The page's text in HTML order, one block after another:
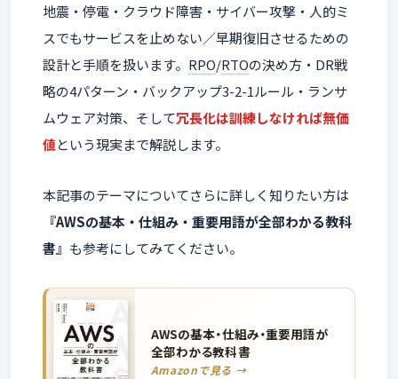
地震・停電・クラウド障害・サイバー攻撃・人的ミ
スでもサービスを止めない／早期復旧させるための
設計と手順を扱います。 RPO/RTOの決め方・DR戦
略の4パターン・バックアップ3-2-1ルール・ランサ
ムウェア対策、そして冗長化は訓練しなければ無価
値という現実まで解説します。
本記事のテーマについてさらに詳しく知りたい方は
『AWSの基本・仕組み・重要用語が全部わかる教科
書』 も参考にしてみてください。
AWSの基本・仕組み・重要用語が
全部わかる教科書
Amazonで見る →